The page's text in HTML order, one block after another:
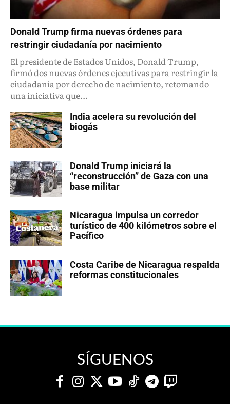
Donald Trump firma nuevas órdenes para
restringir ciudadanía por nacimiento
El presidente de Estados Unidos, Donald Trump,
firmó dos nuevas órdenes ejecutivas para restringir la
ciudadanía por derecho de nacimiento, retomando
una iniciativa que...
India acelera su revolución del
biogás
Donald Trump iniciará la
“reconstrucción” de Gaza con una
base militar
Nicaragua impulsa un corredor
turístico de 400 kilómetros sobre el
Pacífico
Costa Caribe de Nicaragua respalda
reformas constitucionales
SÍGUENOS